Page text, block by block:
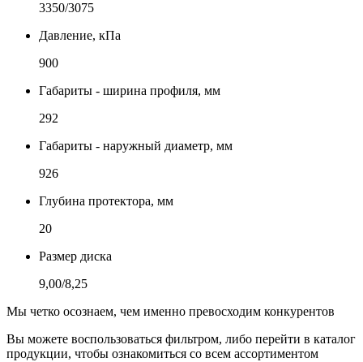
3350/3075
Давление, кПа
900
Габариты - ширина профиля, мм
292
Габариты - наружный диаметр, мм
926
Глубина протектора, мм
20
Размер диска
9,00/8,25
Мы четко осознаем, чем именно превосходим конкурентов
Вы можете воспользоваться фильтром, либо перейти в каталог
продукции, чтобы ознакомиться со всем ассортиментом